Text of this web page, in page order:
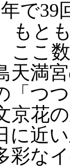
で39
もと
ここ
天満
「つ
京花
に近
彩な